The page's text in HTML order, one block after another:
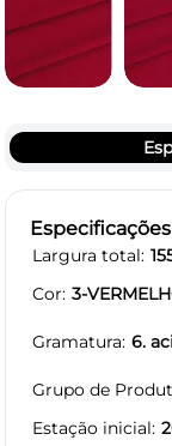
Largura total
Cor 3-
Gramatura 6.
Grupo de
Estação inicial